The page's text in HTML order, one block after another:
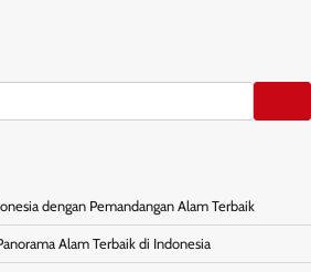
dengan Pemandangan Alam Terbaik
Alam Terbaik di Indonesia